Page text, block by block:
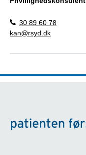
30 89 60 78
kan@rsyd.dk